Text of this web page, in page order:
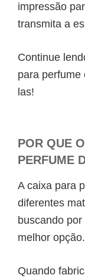
impressão
transmita a
Continue
para perfume
las!
POR QUE
PERFUME
A caixa para
diferentes
buscando
melhor opção.
Quando